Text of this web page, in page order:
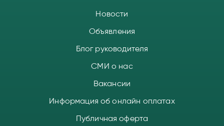
Новости
Объявления
Блог руководителя
СМИ о нас
Вакансии
Информация об онлайн оплатах
Публичная оферта